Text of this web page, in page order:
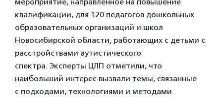
квалификации, для 120 педагогов дошкольных
образовательных организаций и школ
Новосибирской области, работающих с детьми с
расстройствами аутистического
спектра. Эксперты ЦЛП отметили, что
наибольший интерес вызвали темы, связанные
с подходами, технологиями и методами